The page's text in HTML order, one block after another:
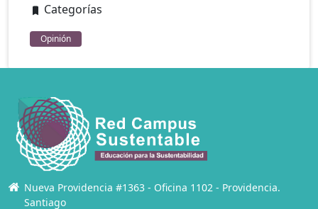
Categorías
Opinión
Nueva Providencia #1363 - Oficina 1102 - Providencia.
Santiago